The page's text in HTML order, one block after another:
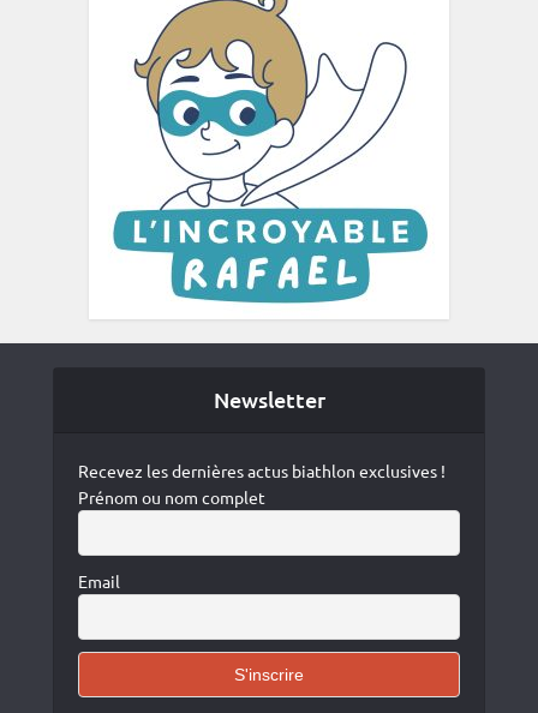
Newsletter
Recevez les dernières actus biathlon exclusives !
Prénom ou nom complet
Email